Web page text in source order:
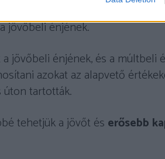
tíz évvel idősebb önmagának;
jövőbeli énjének.
jövőbeli énjének, és a
azokat az alapvető
úton tartották.
tehetjük a jövőt és erősebb